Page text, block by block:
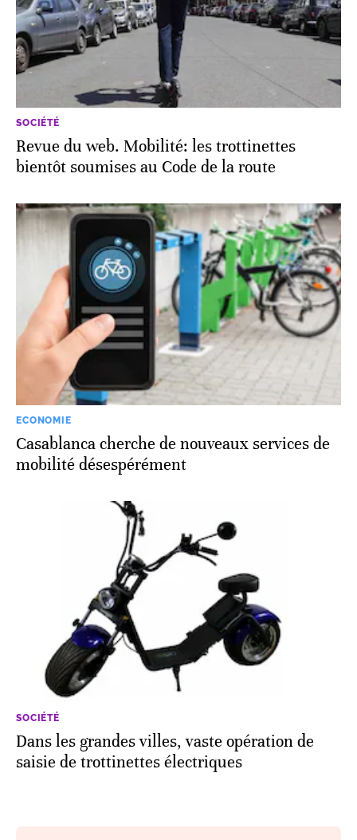
SOCIÉTÉ
Revue du web. Mobilité: les trottinettes
bientôt soumises au Code de la route
ECONOMIE
Casablanca cherche de nouveaux services de
mobilité désespérément
SOCIÉTÉ
Dans les grandes villes, vaste opération de
saisie de trottinettes électriques